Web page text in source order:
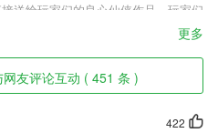
送给玩家们的良心仙侠作品，玩家们
的游玩领取，每一份红包回馈都是无
受到信息，仅仅是新人上线礼包就有
红包直接送，更不要提升级参与的那
更多
友评论互动 ( 451 条 )
422